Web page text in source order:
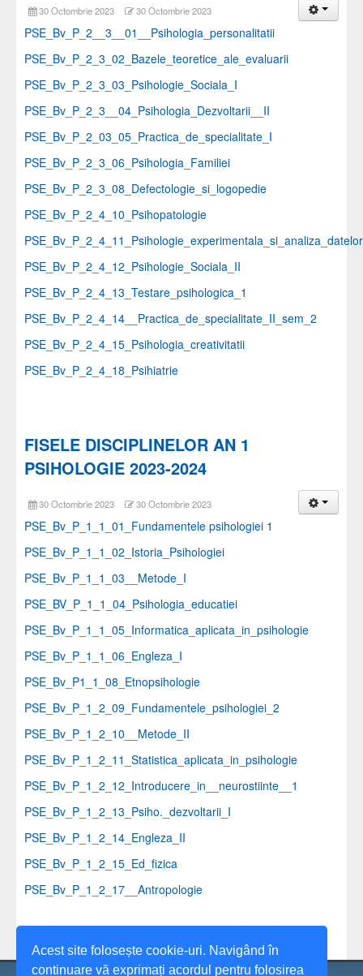
Acest site folosește cookie-uri. Navigând în
continuare vă exprimați acordul pentru folosirea
30 Octombrie 2023 30 Octombrie 2023
PSE_Bv_P_2__3__01__Psihologia_personalitatii
PSE_Bv_P_2_3_02_Bazele_teoretice_ale_evaluarii
PSE_Bv_P_2_3_03_Psihologie_Sociala_I
PSE_Bv_P_2_3__04_Psihologia_Dezvoltarii__II
PSE_Bv_P_2_03_05_Practica_de_specialitate_I
PSE_Bv_P_2_3_06_Psihologia_Familiei
PSE_Bv_P_2_3_08_Defectologie_si_logopedie
PSE_Bv_P_2_4_10_Psihopatologie
PSE_Bv_P_2_4_11_Psihologie_experimentala_si_analiza_datelor
PSE_Bv_P_2_4_12_Psihologie_Sociala_II
PSE_Bv_P_2_4_13_Testare_psihologica_1
PSE_Bv_P_2_4_14__Practica_de_specialitate_II_sem_2
PSE_Bv_P_2_4_15_Psihologia_creativitatii
PSE_Bv_P_2_4_18_Psihiatrie
FISELE DISCIPLINELOR AN 1
PSIHOLOGIE 2023-2024
30 Octombrie 2023 30 Octombrie 2023
PSE_Bv_P_1_1_01_Fundamentele psihologiei 1
PSE_Bv_P_1_1_02_Istoria_Psihologiei
PSE_Bv_P_1_1_03__Metode_I
PSE_BV_P_1_1_04_Psihologia_educatiei
PSE_Bv_P_1_1_05_Informatica_aplicata_in_psihologie
PSE_Bv_P_1_1_06_Engleza_I
PSE_Bv_P1_1_08_Etnopsihologie
PSE_Bv_P_1_2_09_Fundamentele_psihologiei_2
PSE_Bv_P_1_2_10__Metode_II
PSE_Bv_P_1_2_11_Statistica_aplicata_in_psihologie
PSE_Bv_P_1_2_12_Introducere_in__neurostiinte__1
PSE_Bv_P_1_2_13_Psiho._dezvoltarii_I
PSE_Bv_P_1_2_14_Engleza_II
PSE_Bv_P_1_2_15_Ed_fizica
PSE_Bv_P_1_2_17__Antropologie